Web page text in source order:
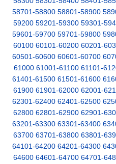
58701-58800 58801-58900
59200 59201-59300 59301-
59601-59700 59701-59800
60100 60101-60200 60201-
60501-60600 60601-60700
61000 61001-61100 61101-
61401-61500 61501-61600
61900 61901-62000 62001-
62301-62400 62401-62500
62800 62801-62900 62901-
63201-63300 63301-63400
63700 63701-63800 63801-
64101-64200 64201-64300
64600 64601-64700 64701-